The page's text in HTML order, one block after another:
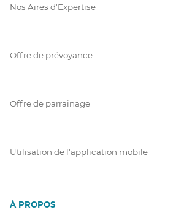
Nos Aires d'Expertise
Offre de prévoyance
Offre de parrainage
Utilisation de l'application mobile
À PROPOS